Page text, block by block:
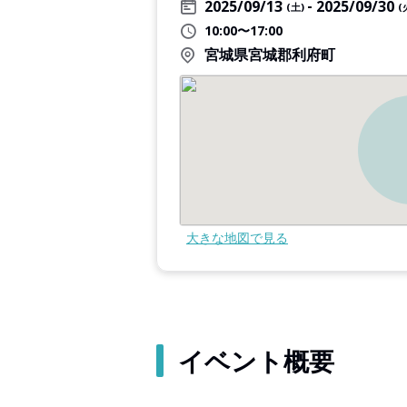
2025/09/13 (土) 2025/09/30 (
10:00〜17:00
宮城県宮城郡利府町
大きな地図で見る
イベント概要